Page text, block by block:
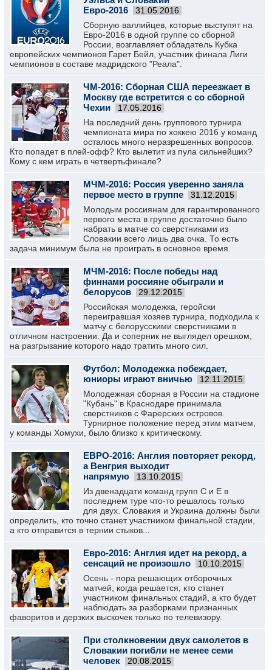
Евро-2016
31.05.2016
Сборную валлийцев, которые выступят на
Евро-2016 в одной группе со сборной
России, возглавляет обладатель Кубка
европейских чемпионов Гарет Бейл, участник финала Лиги
чемпионов в составе мадридского "Реала".
ЧМ-2016: Сборная США переезжает в
Москву где встретится с со сборной
Чехии
17.05.2016
На последний день группового турнира
чемпионата мира по хоккею 2016 у команд
осталось много неразрешенных вопросов.
Кто попадет в плей-офф? Кто вылетит из пула сильнейших?
Кому с кем играть в четвертьфинале?
МЧМ-2016: Россия уверенно заняла
первое место в группе
31.12.2015
Молодым россиянам для гарантированного
первого места в группе достаточно было
набрать в матче со сверстниками из
Словакии всего лишь два очка. То есть
задача минимум была не проиграть в основное время.
МЧМ-2016: После победы над
финнами россияне обыграли и
белорусов
29.12.2015
Российская молодежка, геройски
переигравшая хозяев турнира, подходила к
матчу с белорусскими сверстниками в
отличном настроении. Да и соперник не выглядел орешком,
на разгрызание которого надо тратить много сил.
Футбол: Молодежка побеждает,
юниоры играют вничью
12.11.2015
Молодежная сборная в России на стадионе
"Кубань" в Краснодаре принимала
сверстников с Фарерских островов.
Турнирное положение перед этим матчем,
у команды Хомухи, было близко к критическому.
ЕВРО-2016: Англия повторяет рекорд,
а Венгрия выходит
напрямую
13.10.2015
Из двенадцати команд групп С и E в
последнем туре что-то решалось только
для двух. Словакия и Украина должны были
определить, кто точно станет участником финальной стадии,
а кто отправится в тернии стыков...
Евро-2016: Англия идет на рекорд, а
сенсаций не произошло
10.10.2015
Осень - пора решающих отборочных
матчей, когда решается, кто станет
участником финальных стадий, а кто будет
наблюдать за разборками признанных
фаворитов и дерзких выскочек только по телевизору.
При столкновении двух самолетов в
Словакии погибли не менее семи
человек
20.08.2015